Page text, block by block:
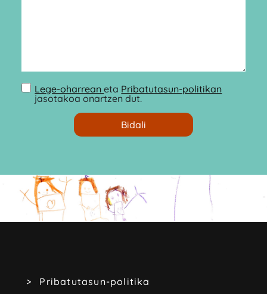
Lege-oharreaneta Pribatutasun-politikan
jasotakoa onartzen dut.
Pribatutasun-politika